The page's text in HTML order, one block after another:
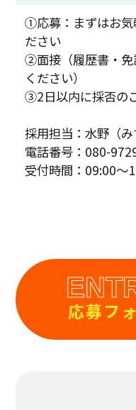
①応募：まずはお気
ださい
②面接（履歴書・免
ください）
③2日以内に採否の
採用担当：水野（み
電話番号：080-
受付時間：09:00～
応募フ